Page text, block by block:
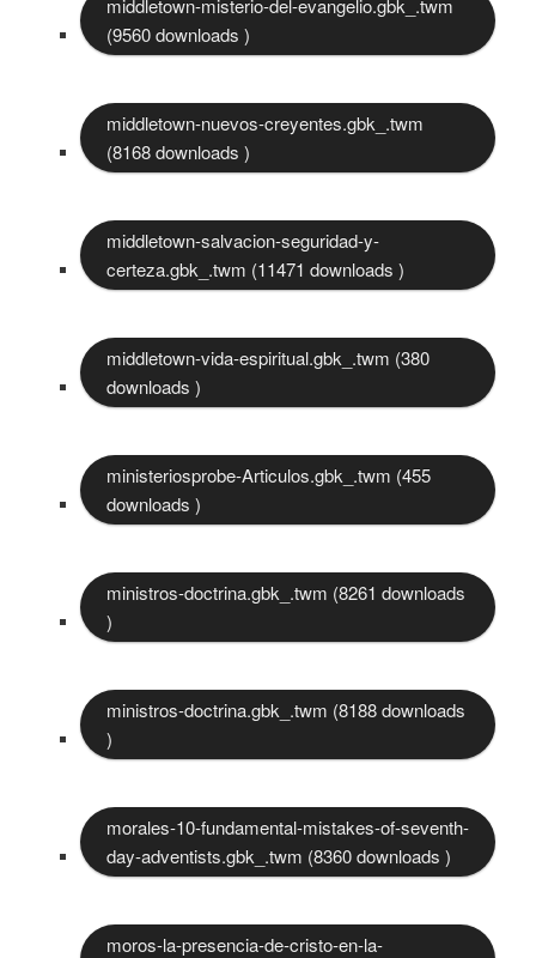
middletown-misterio-del-evangelio.gbk_.twm
(9560 downloads )
middletown-nuevos-creyentes.gbk_.twm
(8168 downloads )
middletown-salvacion-seguridad-y-
certeza.gbk_.twm (11471 downloads )
middletown-vida-espiritual.gbk_.twm (380
downloads )
ministeriosprobe-Articulos.gbk_.twm (455
downloads )
ministros-doctrina.gbk_.twm (8261 downloads
)
ministros-doctrina.gbk_.twm (8188 downloads
)
morales-10-fundamental-mistakes-of-seventh-
day-adventists.gbk_.twm (8360 downloads )
moros-la-presencia-de-cristo-en-la-